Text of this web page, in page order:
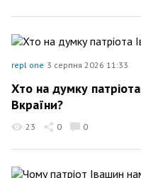
repl one 3 серпня 2026 11:33
Хто на думку
Вкраїни?
23 0 0